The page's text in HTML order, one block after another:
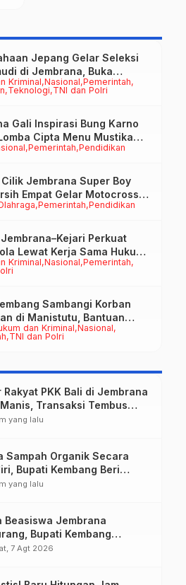
Kriminal Nasional Pemerintah
Teknologi TNI dan Polri
Jepang Gelar Seleksi
di Jembrana, Buka
bagi Calon PMI
Pemerintah Pendidikan
Gali Inspirasi Bung Karno
Cipta Menu Mustika
Pemerintah Pendidikan
Jembrana Super Boy
Empat Gelar Motocross
Kriminal Nasional Pemerintah
Perkuat
Lewat Kerja Sama Hukum
dan Kriminal Nasional
TNI dan Polri
Sambangi Korban
di Manistutu, Bantuan
untuk Ringankan Beban
Rakyat PKK Bali di Jembrana
Transaksi Tembus
Juta Sehari
yang lalu
Sampah Organik Secara
Bupati Kembang Beri
Tinggi Warga Sri
yang lalu
Beasiswa Jembrana
Bupati Kembang
Upaya Penambahan di
7 Agt 2026